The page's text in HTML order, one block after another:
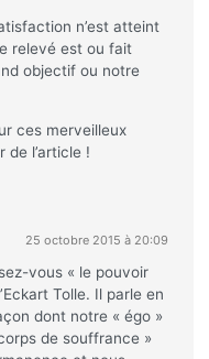
n’est atteint
relevé est ou fait
objectif ou notre
ces merveilleux
de l’article !
25 octobre 2015 à 20:09
vous « le pouvoir
Tolle. Il parle en
dont notre « égo »
de souffrance »